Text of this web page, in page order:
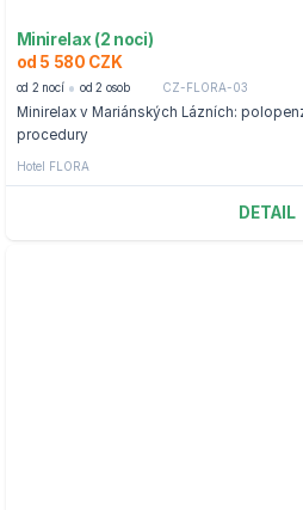
Minirelax (2 noci)
od 5 580 CZK
od 2 nocí od 2 osob CZ-FLORA-03
Minirelax v Mariánských Lázních:
procedury
Hotel FLORA
DETAIL